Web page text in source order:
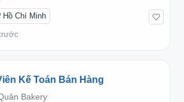
Hồ Chí Minh
Kế Toán Bán Hàng
Bakery